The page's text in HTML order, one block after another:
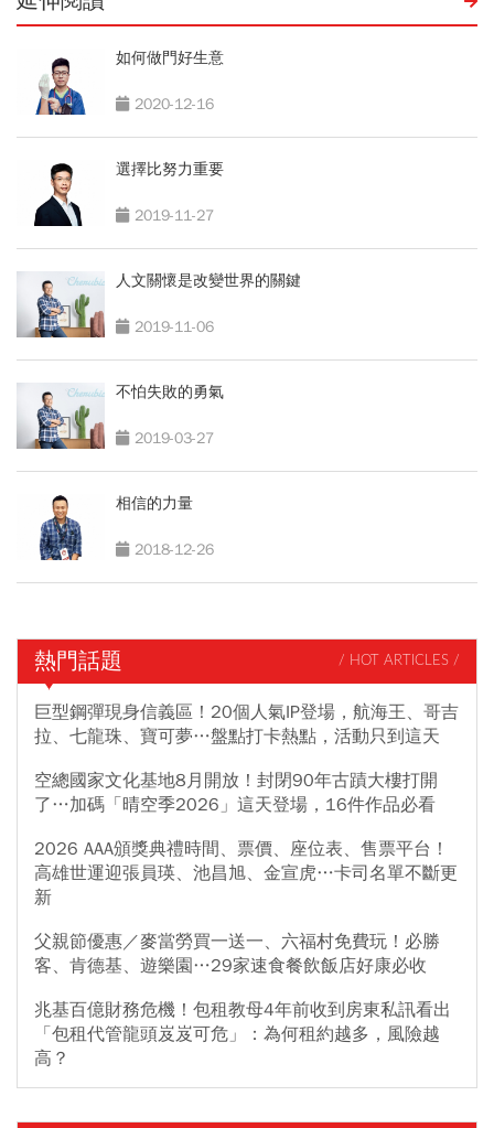
如何做門好生意
2020-12-16
選擇比努力重要
2019-11-27
人文關懷是改變世界的關鍵
2019-11-06
不怕失敗的勇氣
2019-03-27
相信的力量
2018-12-26
熱門話題 / HOT ARTICLES /
巨型鋼彈現身信義區！20個人氣IP登場，航海王、哥吉
拉、七龍珠、寶可夢…盤點打卡熱點，活動只到這天
空總國家文化基地8月開放！封閉90年古蹟大樓打開
了…加碼「晴空季2026」這天登場，16件作品必看
2026 AAA頒獎典禮時間、票價、座位表、售票平台！
高雄世運迎張員瑛、池昌旭、金宣虎…卡司名單不斷更
新
父親節優惠／麥當勞買一送一、六福村免費玩！必勝
客、肯德基、遊樂園…29家速食餐飲飯店好康必收
兆基百億財務危機！包租教母4年前收到房東私訊看出
「包租代管龍頭岌岌可危」：為何租約越多，風險越
高？